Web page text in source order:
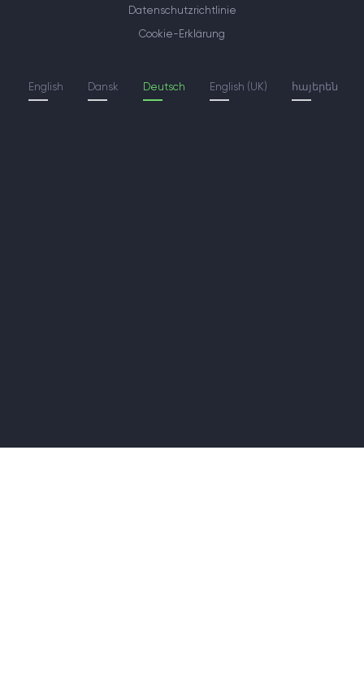
հայերեն
English (UK)
Deutsch
Dansk
English
Datenschutzrichtlinie
Cookie-Erklärung